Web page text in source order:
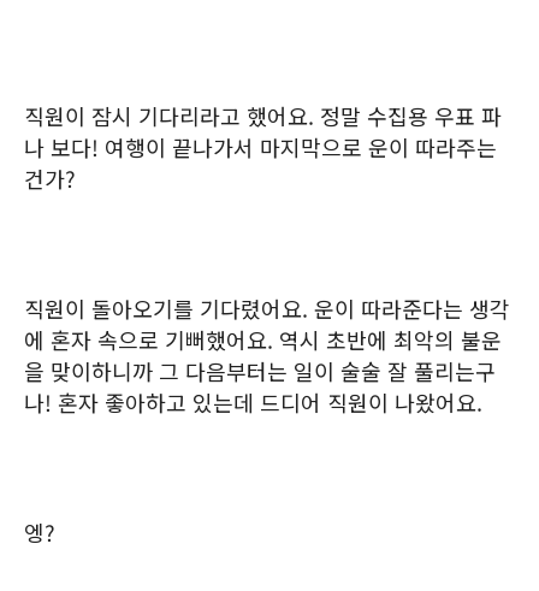
직원이 잠시 기다리라고 했어요. 정말 수집용 우표 파
나 보다! 여행이 끝나가서 마지막으로 운이 따라주는
건가?
직원이 돌아오기를 기다렸어요. 운이 따라준다는 생각
에 혼자 속으로 기뻐했어요. 역시 초반에 최악의 불운
을 맞이하니까 그 다음부터는 일이 술술 잘 풀리는구
나! 혼자 좋아하고 있는데 드디어 직원이 나왔어요.
엥?